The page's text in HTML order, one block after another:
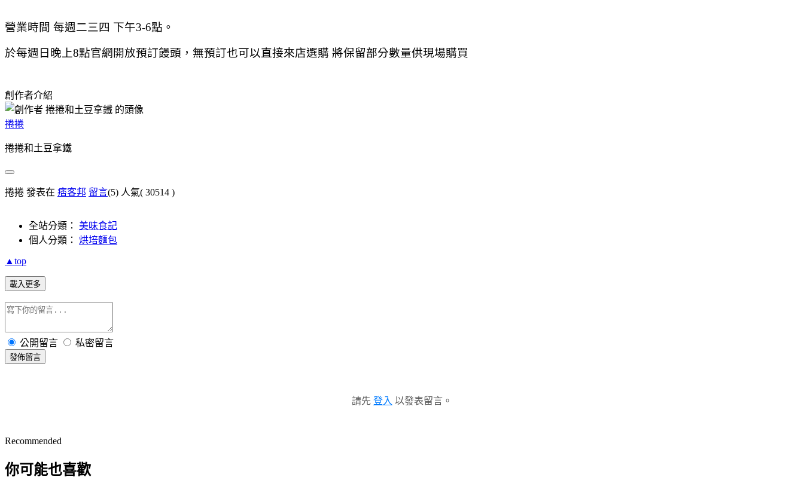
營業時間 每週二三四 下午3-6點。
於每週日晚上8點官網開放預訂饅頭，無預訂也可以直接來店選購 將保留部分數量供現場購買
創作者介紹
捲捲
捲捲和土豆拿鐵
捲捲 發表在 痞客邦 留言(5) 人氣( 30514 )
全站分類： 美味食記
個人分類： 烘培麵包
▲top
載入更多
公開留言 私密留言
發佈留言
請先 登入 以發表留言。
Recommended
你可能也喜歡